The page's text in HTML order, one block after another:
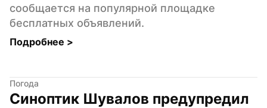
сообщается на популярной площадке
бесплатных объявлений.
Подробнее >
Погода
Синоптик Шувалов предупредил